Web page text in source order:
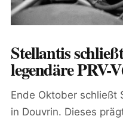
Stellantis
legendäre PRV-
Ende Oktober schließt
in Douvrin. Dieses